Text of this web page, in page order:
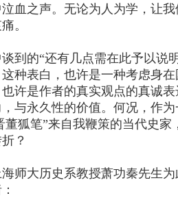
血之声。无论为人为学，让
。
的“还有几点需在此予以说
种表白，也许是一种考虑身
许是作者的真实观点的真诚
与永久性的价值。何况，作
董狐笔”来自我鞭策的当代史
？
大历史系教授萧功秦先生为